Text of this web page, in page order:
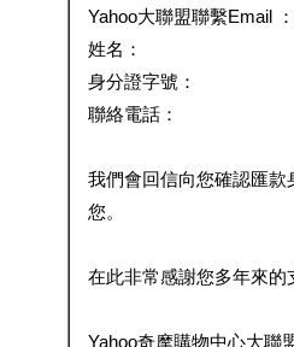
Yahoo大聯盟聯繫Email
姓名：
身分證字號：
聯絡電話：
我們會回信向您確認匯
您。
在此非常感謝您多年來的
Yahoo奇摩購物中心大